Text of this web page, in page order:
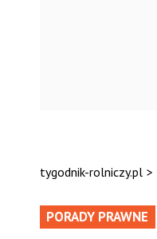
tygodnik-rolniczy.pl >
PORADY PRAWNE